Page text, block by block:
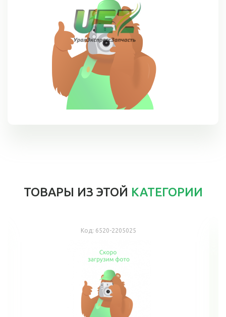
ТОВАРЫ ИЗ ЭТОЙ КАТЕГОРИИ
Код: 6520-2205025